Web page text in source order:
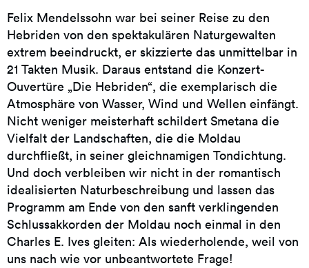
Felix Mendelssohn war bei seiner Reise zu den
Hebriden von den spektakulären Naturgewalten
extrem beeindruckt, er skizzierte das unmittelbar in
21 Takten Musik. Daraus entstand die Konzert-
Ouvertüre „Die Hebriden“, die exemplarisch die
Atmosphäre von Wasser, Wind und Wellen einfängt.
Nicht weniger meisterhaft schildert Smetana die
Vielfalt der Landschaften, die die Moldau
durchfließt, in seiner gleichnamigen Tondichtung.
Und doch verbleiben wir nicht in der romantisch
idealisierten Naturbeschreibung und lassen das
Programm am Ende von den sanft verklingenden
Schlussakkorden der Moldau noch einmal in den
Charles E. Ives gleiten: Als wiederholende, weil von
uns nach wie vor unbeantwortete Frage!